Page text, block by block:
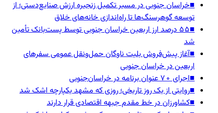
■خراسان جنوبی در مسیر تکمیل زنجیره ارزش صنایع‌دستی؛ از
توسعه گوهرسنگ‌ها تا راه‌اندازی خانه‌های خلاق
■
۵۵ درصد ارز اربعین خراسان جنوبی توسط پست‌بانک تأمین
شد
■آغاز پیش‌فروش بلیت ناوگان حمل‌ونقل عمومی سفرهای
اربعین در خراسان جنوبی
■اجرای ۷۰ عنوان برنامه در خراسان‌جنوبی
■روایتی از یک روز تاریخی؛ روزی که مشهد یکپارچه اشک شد
■کشاورزان در خط مقدم جبهه اقتصادی قرار دارند